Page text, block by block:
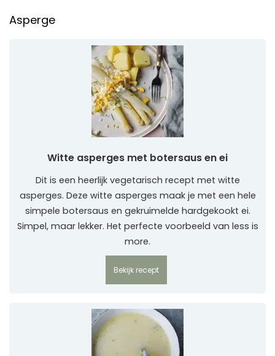
Asperge
Witte asperges met botersaus en ei
Dit is een heerlijk vegetarisch recept met witte
asperges. Deze witte asperges maak je met een hele
simpele botersaus en gekruimelde hardgekookt ei.
Simpel, maar lekker. Het perfecte voorbeeld van less is
more.
Bekijk recept